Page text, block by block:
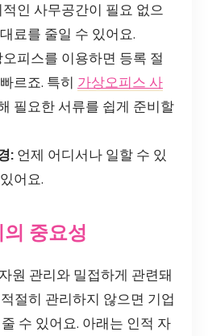
적인 사무공간이 필요 없으
료를 줄일 수 있어요.
오피스를 이용하면 등록 절
르죠. 특히 가상오피스 사
필요한 서류를 쉽게 준비할
: 언제 어디서나 일할 수 있
어요.
중요성
원 관리와 밀접하게 관련돼
절히 관리하지 않으면 기업
수 있어요. 아래는 인적 자